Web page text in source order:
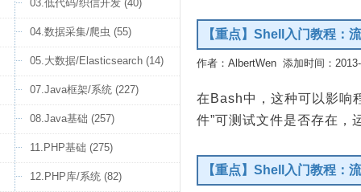
03.低代码/织信开发 (40)
04.数据采集/爬虫 (55)
05.大数据/Elasticsearch (14)
07.Java框架/系统 (227)
08.Java基础 (257)
11.PHP基础 (275)
12.PHP库/系统 (82)
【重点】Shell入门教程：
作者：AlbertWen 添加时间：
在Bash中，这种可以影响
件”可测试文件是否存在，
【重点】Shell入门教程：